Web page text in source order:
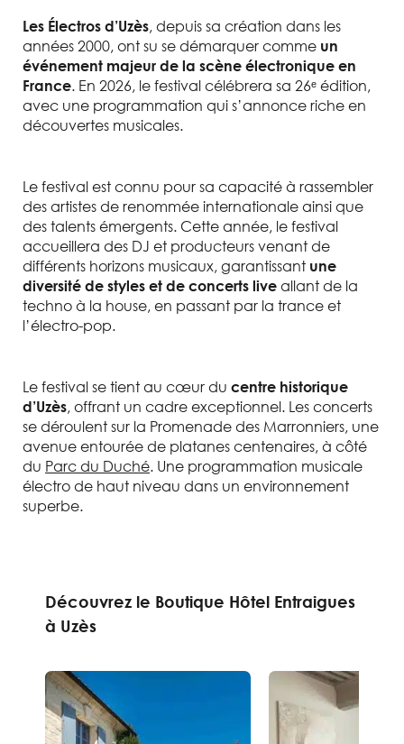
Les Électros d’Uzès, depuis sa création dans les
années 2000, ont su se démarquer comme un
événement majeur de la scène électronique en
France. En 2026, le festival célébrera sa 26ᵉ édition,
avec une programmation qui s’annonce riche en
découvertes musicales.
Le festival est connu pour sa capacité à rassembler
des artistes de renommée internationale ainsi que
des talents émergents. Cette année, le festival
accueillera des DJ et producteurs venant de
différents horizons musicaux, garantissant une
diversité de styles et de concerts live allant de la
techno à la house, en passant par la trance et
l’électro-pop.
Le festival se tient au cœur du centre historique
d’Uzès, offrant un cadre exceptionnel. Les concerts
se déroulent sur la Promenade des Marronniers, une
avenue entourée de platanes centenaires, à côté
du Parc du Duché. Une programmation musicale
électro de haut niveau dans un environnement
superbe.
Découvrez le Boutique Hôtel Entraigues
à Uzès